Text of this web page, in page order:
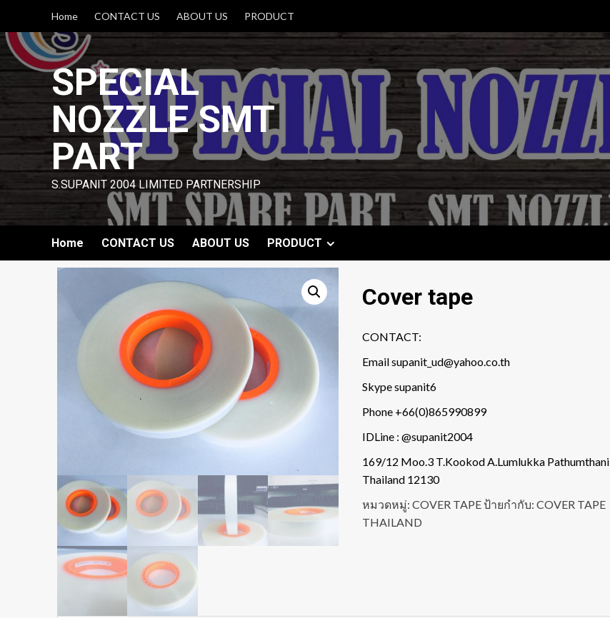
content
Home CONTACT US ABOUT US PRODUCT
SPECIAL
NOZZLE SMT
PART
S.SUPANIT 2004 LIMITED PARTNERSHIP
Home CONTACT US ABOUT US PRODUCT
Cover tape
CONTACT:
Email supanit_ud@yahoo.co.th
Skype supanit6
Phone +66(0)865990899
IDLine : @supanit2004
169/12 Moo.3 T.Kookod A.Lumlukka Pathumthani
Thailand 12130
หมวดหมู่: COVER TAPEป้ายกำกับ: COVER TAPE
THAILAND